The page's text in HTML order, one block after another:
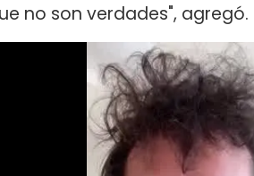
no son verdades", agregó.